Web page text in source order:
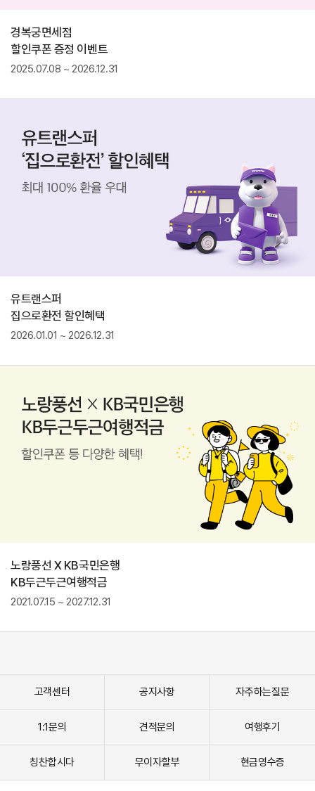
경복궁면세점
할인쿠폰 증정 이벤트
2025.07.08 ~ 2026.12.31
유트랜스퍼
집으로환전 할인혜택
2026.01.01 ~ 2026.12.31
노랑풍선 X KB국민은행
KB두근두근여행적금
2021.07.15 ~ 2027.12.31
고객센터 공지사항 자주하는질문
1:1문의 견적문의 여행후기
칭찬합시다 무이자할부 현금영수증